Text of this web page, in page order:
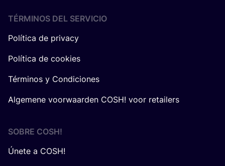
TÉRMINOS DEL SERVICIO
Política de privacy
Política de cookies
Términos y Condiciones
Algemene voorwaarden COSH! voor retailers
SOBRE COSH!
Únete a COSH!